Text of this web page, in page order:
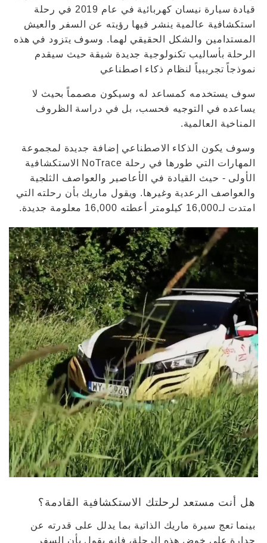
قيادة سيارة نيسان كهربائية في عام 2019 في رحلة
استكشافية عالمية ينشر فيها رؤيته عن السفر والعيش
المستدامين والشكل الحقيقي لهما. وسوف يتزود في هذه
الرحلة بأساليب تكنولوجية جديدة شيقة حيث سيقدم
نموذجاً تجريبياً لنظام ذكاء اصطناعي
سوف يستخدمه كمساعد له وسيكون مصمماً بحيث لا
يساعده في التوجيه فحسب، بل في دراسة الظروف
المناخية العالمية.
وسوف يكون الذكاء الاصطناعي إضافة جديدة لمجموعة
المهارات التي طورها في رحلة NoTrace الاستكشافية
الأولى - حيث القيادة في الأعاصير والعواصف الثلجية
والعواصف الرعدية وغيرها. ويقول ماريك بأن رحلته التي
امتدت لـ16,000 كيلومتر أعطته 16,000 معلومة جديدة.
هل أنت مستعد لرحلتك الاستكشافية القادمة؟
بينما تعج سيرة ماريك الذاتية بما يدلل على قدرته عن
جدارة على خوض هذه الرحلة، فإنه يقول بأن السفر